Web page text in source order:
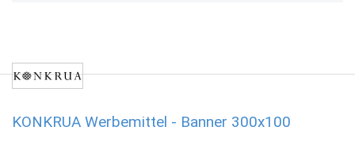
KONKRUA Werbemittel - Banner 300x100